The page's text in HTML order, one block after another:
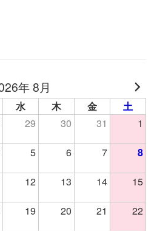
年 8月
水 木 金 土
29 30 31
1
5 6 7 8
12 13 14
15
19 20 21
22